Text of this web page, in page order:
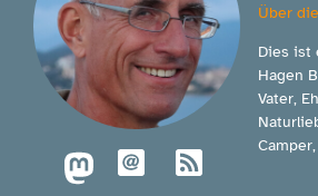
Über
Dies ist
Hagen
Vater,